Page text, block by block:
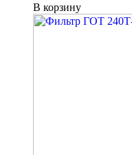
В корзину